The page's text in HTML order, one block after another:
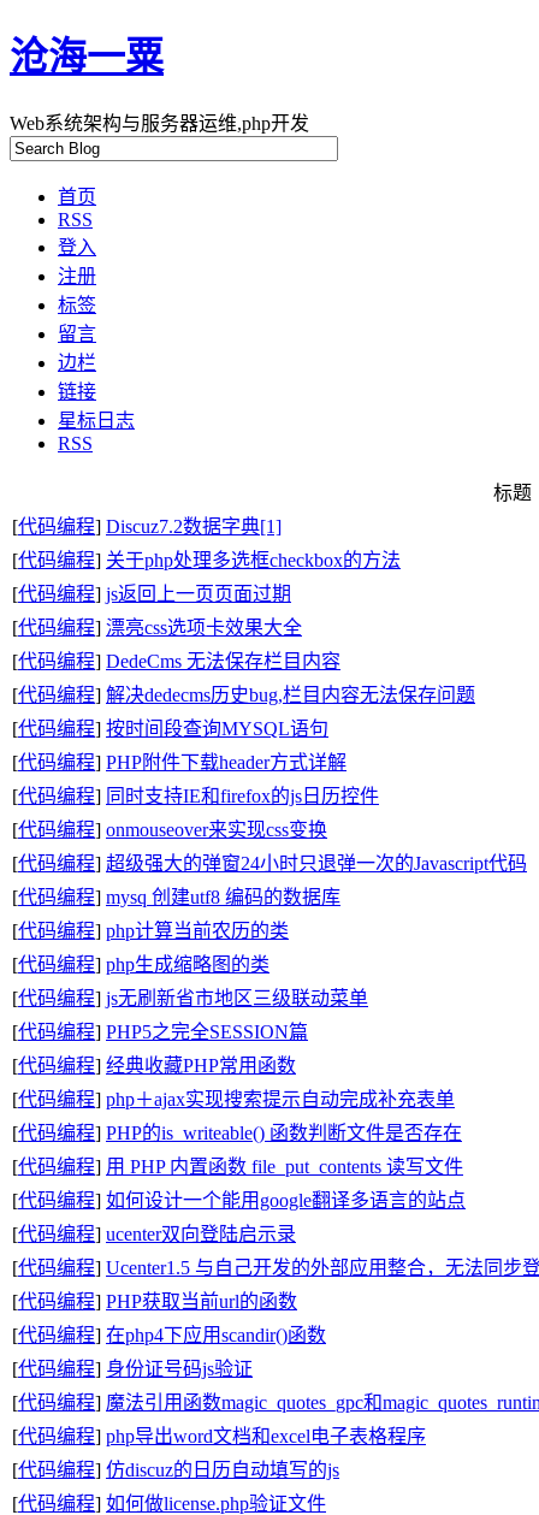
沧海一粟
Web系统架构与服务器运维,php开发
首页
RSS
登入
注册
标签
留言
边栏
链接
星标日志
RSS
标题
[代码编程] Discuz7.2数据字典[1]
[代码编程] 关于php处理多选框checkbox的方法
[代码编程] js返回上一页页面过期
[代码编程] 漂亮css选项卡效果大全
[代码编程] DedeCms 无法保存栏目内容
[代码编程] 解决dedecms历史bug,栏目内容无法保存问题
[代码编程] 按时间段查询MYSQL语句
[代码编程] PHP附件下载header方式详解
[代码编程] 同时支持IE和firefox的js日历控件
[代码编程] onmouseover来实现css变换
[代码编程] 超级强大的弹窗24小时只退弹一次的Javascript代码
[代码编程] mysq 创建utf8 编码的数据库
[代码编程] php计算当前农历的类
[代码编程] php生成缩略图的类
[代码编程] js无刷新省市地区三级联动菜单
[代码编程] PHP5之完全SESSION篇
[代码编程] 经典收藏PHP常用函数
[代码编程] php＋ajax实现搜索提示自动完成补充表单
[代码编程] PHP的is_writeable() 函数判断文件是否存在
[代码编程] 用 PHP 内置函数 file_put_contents 读写文件
[代码编程] 如何设计一个能用google翻译多语言的站点
[代码编程] ucenter双向登陆启示录
[代码编程] Ucenter1.5 与自己开发的外部应用整合，无法同步
[代码编程] PHP获取当前url的函数
[代码编程] 在php4下应用scandir()函数
[代码编程] 身份证号码js验证
[代码编程] 魔法引用函数magic_quotes_gpc和
[代码编程] php导出word文档和excel电子表格程序
[代码编程] 仿discuz的日历自动填写的js
[代码编程] 如何做license.php验证文件